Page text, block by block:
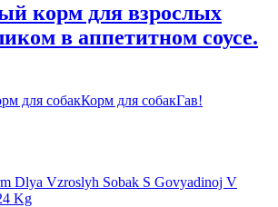
корм для взрослых
в аппетитном соусе.
для собакКорм для собакГав!